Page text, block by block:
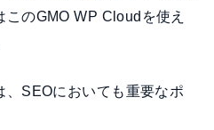
のGMO WP Cloudを使え
、SEOにおいても重要なポ